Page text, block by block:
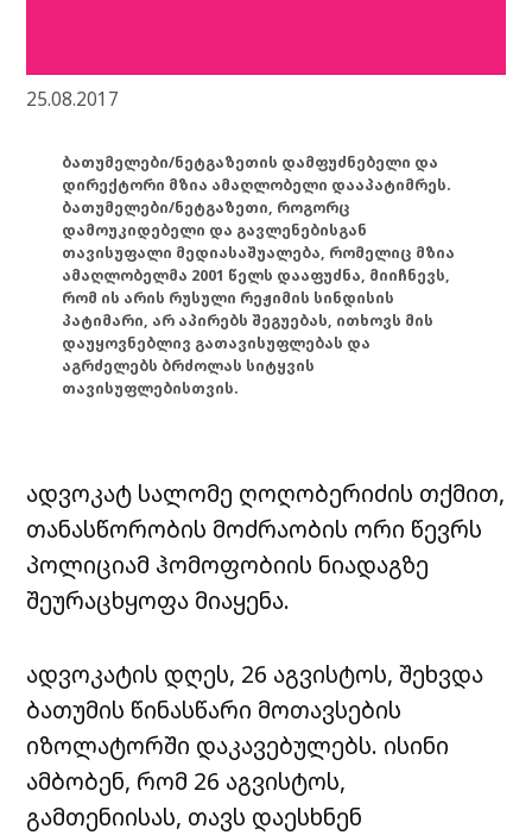
25.08.2017
ბათუმელები/ნეტგაზეთის დამფუძნებელი და
დირექტორი მზია ამაღლობელი დააპატიმრეს.
ბათუმელები/ნეტგაზეთი, როგორც
დამოუკიდებელი და გავლენებისგან
თავისუფალი მედიასაშუალება, რომელიც მზია
ამაღლობელმა 2001 წელს დააფუძნა, მიიჩნევს,
რომ ის არის რუსული რეჟიმის სინდისის
პატიმარი, არ აპირებს შეგუებას, ითხოვს მის
დაუყოვნებლივ გათავისუფლებას და
აგრძელებს ბრძოლას სიტყვის
თავისუფლებისთვის.
ადვოკატ სალომე ღოღობერიძის თქმით,
თანასწორობის მოძრაობის ორი წევრს
პოლიციამ ჰომოფობიის ნიადაგზე
შეურაცხყოფა მიაყენა.
ადვოკატის დღეს, 26 აგვისტოს, შეხვდა
ბათუმის წინასწარი მოთავსების
იზოლატორში დაკავებულებს. ისინი
ამბობენ, რომ 26 აგვისტოს,
გამთენიისას, თავს დაესხნენ